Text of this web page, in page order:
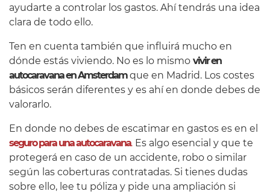
ayudarte a controlar los gastos. Ahí tendrás una idea
clara de todo ello.
Ten en cuenta también que influirá mucho en
dónde estás viviendo. No es lo mismo vivir en
autocaravana en Amsterdamque en Madrid. Los costes
básicos serán diferentes y es ahí en donde debes de
valorarlo.
En donde no debes de escatimar en gastos es en el
seguro para una autocaravana. Es algo esencial y que te
protegerá en caso de un accidente, robo o similar
según las coberturas contratadas. Si tienes dudas
sobre ello, lee tu póliza y pide una ampliación si